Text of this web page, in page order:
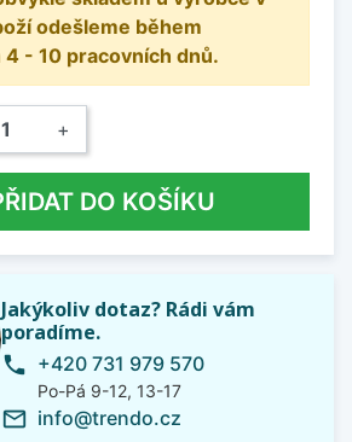
odešleme během
4 - 10 pracovních dnů.
+
DO KOŠÍKU
Jakýkoliv dotaz? Rádi vám
poradíme.
phone +420 731 979 570
Po-Pá 9-12, 13-17
mail_outline info@trendo.cz